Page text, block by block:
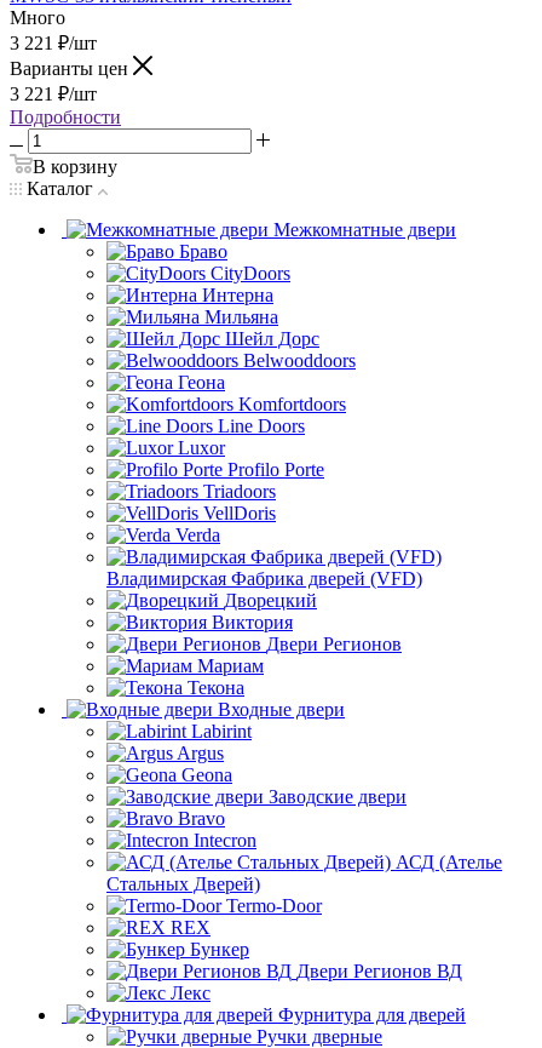
Много
3 221 ₽/шт
Варианты цен
3 221 ₽/шт
Подробности
В корзину
Каталог
Межкомнатные двери
Браво
CityDoors
Интерна
Мильяна
Шейл Дорс
Belwooddoors
Геона
Komfortdoors
Line Doors
Luxor
Profilo Porte
Triadoors
VellDoris
Verda
Владимирская Фабрика дверей (VFD)
Дворецкий
Виктория
Двери Регионов
Мариам
Текона
Входные двери
Labirint
Argus
Geona
Заводские двери
Bravo
Intecron
АСД (Ателье
Стальных Дверей)
Termo-Door
REX
Бункер
Двери Регионов ВД
Лекс
Фурнитура для дверей
Ручки дверные